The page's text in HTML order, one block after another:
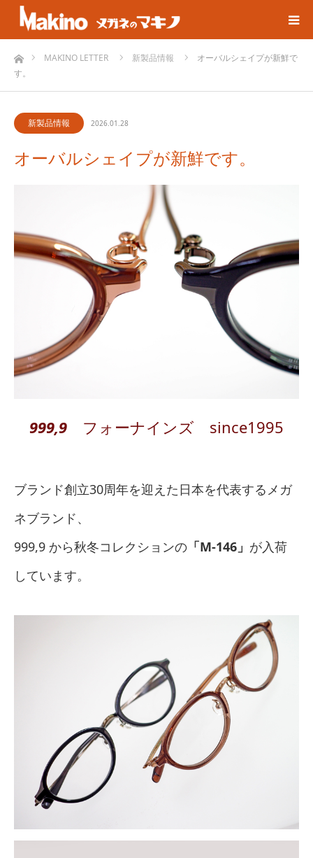
ホームMAKINO LETTER 新製品情報
オーバルシェイプが新鮮で
す。
新製品情報 2026.01.28
オーバルシェイプが新鮮です。
999,9 フォーナインズ since1995
ブランド創立30周年を迎えた日本を代表するメガ
ネブランド、
999,9 から秋冬コレクションの 「M-146」 が入荷
しています。